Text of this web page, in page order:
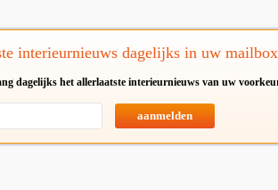
interieurnieuws dagelijks in uw
dagelijks het allerlaatste interieurnieuws van uw
aanmelden